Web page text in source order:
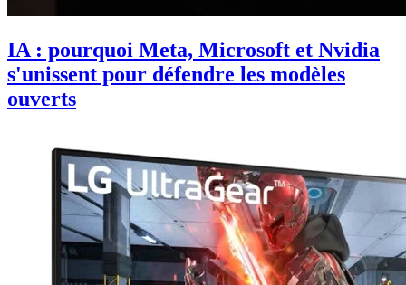
IA : pourquoi Meta, Microsoft et Nvidia
s'unissent pour défendre les modèles
ouverts